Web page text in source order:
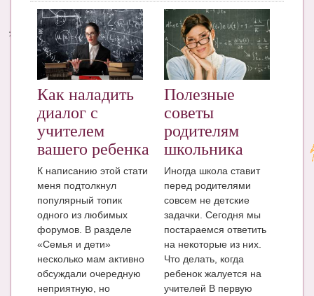
Календарь беременности
Энциклопедия
МАМИНА БИБЛИОТЕКА
Имена. Святцы
Энциклопедия беременных
Мамина энциклопедия
СЕРВИСЫ И ПРИЛОЖЕНИЯ
Сервис. Оценка роста и веса ребенка
Приложения для Android
Полезные ссылки
Опросы
Как наладить
диалог с
учителем
вашего ребенка
К написанию этой стати
меня подтолкнул
популярный топик
одного из любимых
форумов. В разделе
«Семья и дети»
несколько мам активно
обсуждали очередную
неприятную, но
Полезные
советы
родителям
школьника
Иногда школа ставит
перед родителями
совсем не детские
задачки. Сегодня мы
постараемся ответить
на некоторые из них.
Что делать, когда
ребенок жалуется на
учителей В первую